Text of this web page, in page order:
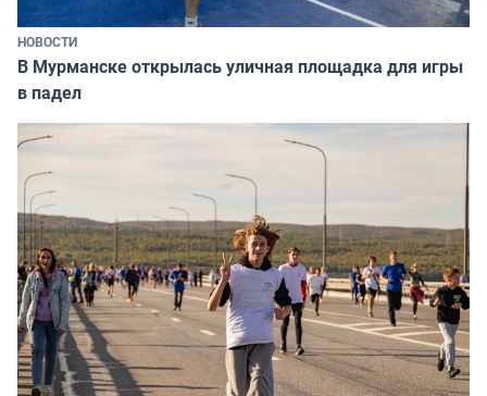
НОВОСТИ
В Мурманске открылась уличная площадка для игры
в падел